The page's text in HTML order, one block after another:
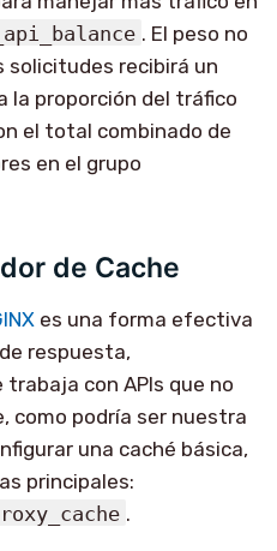
. El peso no
solicitudes recibirá un
la proporción del tráfico
el total combinado de
en el grupo
de Cache
es una forma efectiva
respuesta,
con APIs que no
como podría ser nuestra
una caché básica,
principales:
.